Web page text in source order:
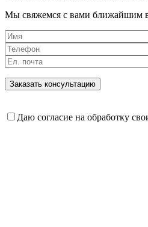
Мы свяжемся с вами ближайшим
Даю согласие на обработку